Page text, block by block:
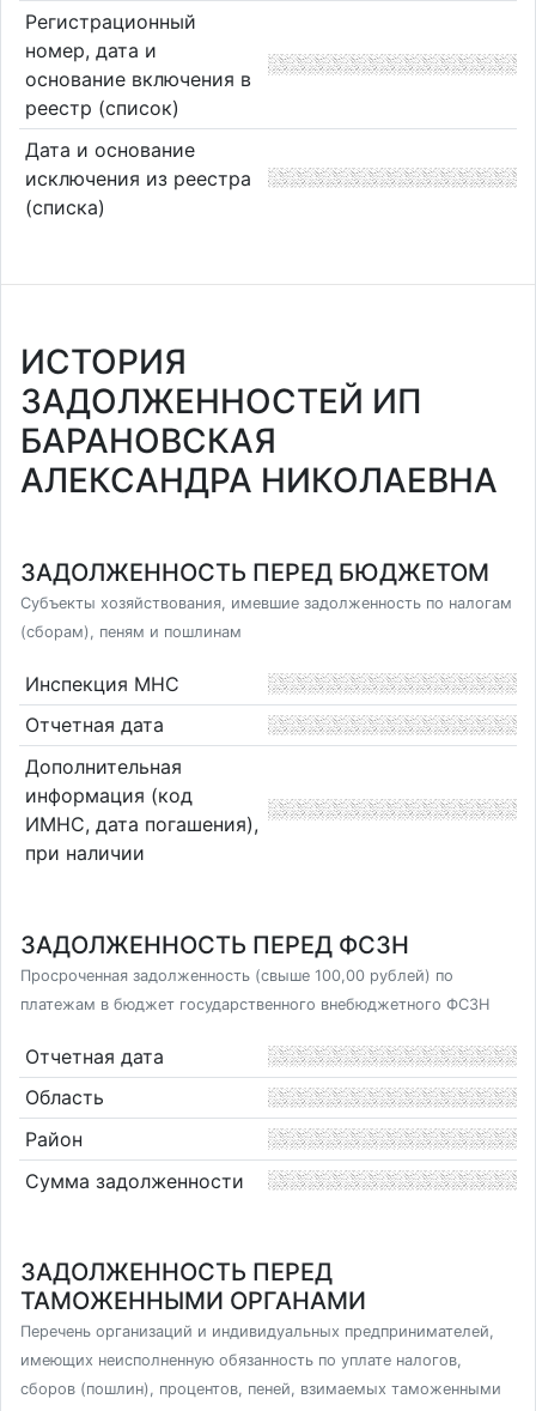
Регистрационный
номер, дата и
основание включения в
реестр (список)
Дата и основание
исключения из реестра
(списка)
ИСТОРИЯ
ЗАДОЛЖЕННОСТЕЙ ИП
БАРАНОВСКАЯ
АЛЕКСАНДРА НИКОЛАЕВНА
ЗАДОЛЖЕННОСТЬ ПЕРЕД БЮДЖЕТОМ
Субъекты хозяйствования, имевшие задолженность по налогам
(сборам), пеням и пошлинам
Инспекция МНС
Отчетная дата
Дополнительная
информация (код
ИМНС, дата погашения),
при наличии
ЗАДОЛЖЕННОСТЬ ПЕРЕД ФСЗН
Просроченная задолженность (свыше 100,00 рублей) по
платежам в бюджет государственного внебюджетного ФСЗН
Отчетная дата
Область
Район
Сумма задолженности
ЗАДОЛЖЕННОСТЬ ПЕРЕД
ТАМОЖЕННЫМИ ОРГАНАМИ
Перечень организаций и индивидуальных предпринимателей,
имеющих неисполненную обязанность по уплате налогов,
сборов (пошлин), процентов, пеней, взимаемых таможенными